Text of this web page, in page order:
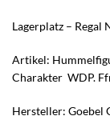
Lagerplatz – Regal
Artikel:
Charakter WDP.
Hersteller: Goebel